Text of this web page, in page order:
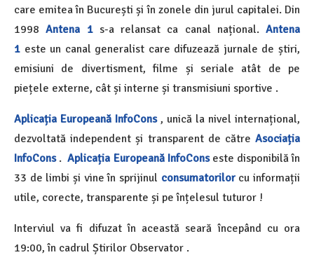
care emitea în București și în zonele din jurul capitalei. Din
1998 Antena 1s-a relansat ca canal național. Antena
1 este un canal generalist care difuzează jurnale de știri,
emisiuni de divertisment, filme și seriale atât de pe
piețele externe, cât și interne și transmisiuni sportive .
Aplicația Europeană InfoCons , unică la nivel internațional,
dezvoltată independent și transparent de către Asociația
InfoCons. Aplicația Europeană InfoCons este disponibilă în
33 de limbi și vine în sprijinul consumatorilor cu informații
utile, corecte, transparente și pe înțelesul tuturor !
Interviul va fi difuzat în această seară începând cu ora
19:00, în cadrul Știrilor Observator .